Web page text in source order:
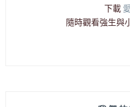
下載
隨時觀看強生與